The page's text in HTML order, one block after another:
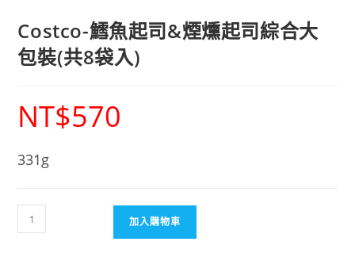
Costco-鱈魚起司&煙燻起司綜合大
包裝(共8袋入)
NT$570
331g
加入購物車